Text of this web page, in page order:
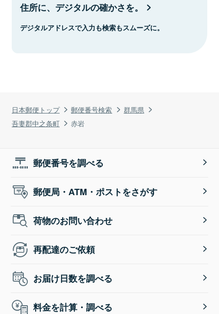
日本郵便トップ 郵便番号検索
群馬県
吾妻郡中之条町
赤岩
住所に、デジタルの確かさを。
デジタルアドレスで入力も検索もスムーズに。
郵便番号を調べる
郵便局・ATM・ポストをさがす
荷物のお問い合わせ
再配達のご依頼
お届け日数を調べる
料金を計算・調べる